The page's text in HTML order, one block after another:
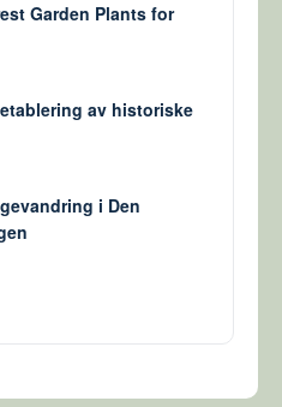
Garden Plants for
av historiske
i Den